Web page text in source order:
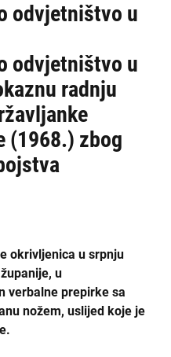
odvjetništvo u
odvjetništvo u
radnju
(1968.) zbog
okrivljenica u srpnju
u
verbalne prepirke sa
nožem, uslijed koje je